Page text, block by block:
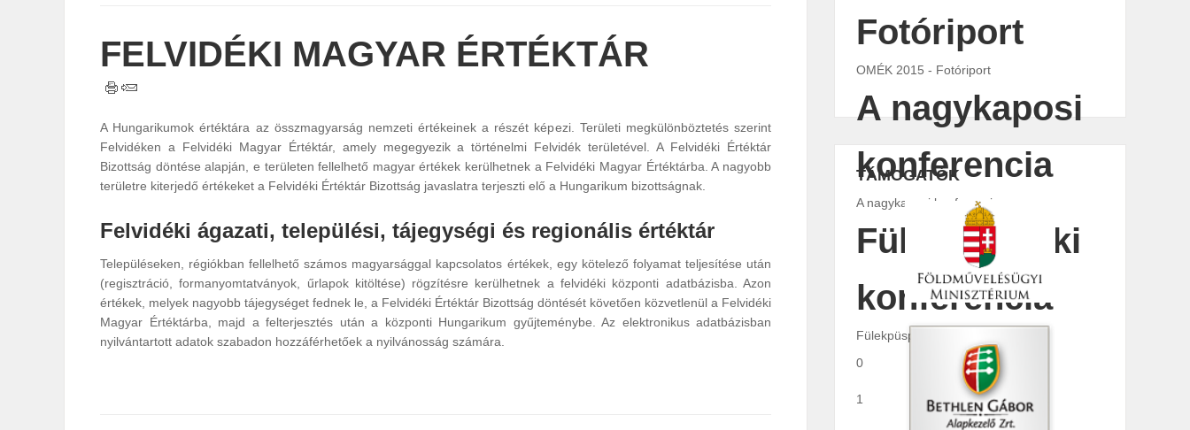
FELVIDÉKI MAGYAR ÉRTÉKTÁR
A Hungarikumok értéktára az összmagyarság nemzeti értékeinek a részét képezi. Területi megkülönböztetés szerint
Felvidéken a Felvidéki Magyar Értéktár, amely megegyezik a történelmi Felvidék területével. A Felvidéki Értéktár
Bizottság döntése alapján, e területen fellelhető magyar értékek kerülhetnek a Felvidéki Magyar Értéktárba. A nagyobb
területre kiterjedő értékeket a Felvidéki Értéktár Bizottság javaslatra terjeszti elő a Hungarikum bizottságnak.
Felvidéki ágazati, települési, tájegységi és regionális értéktár
Településeken, régiókban fellelhető számos magyarsággal kapcsolatos értékek, egy kötelező folyamat teljesítése után
(regisztráció, formanyomtatványok, űrlapok kitöltése) rögzítésre kerülhetnek a felvidéki központi adatbázisba. Azon
értékek, melyek nagyobb tájegységet fednek le, a Felvidéki Értéktár Bizottság döntését követően közvetlenül a Felvidéki
Magyar Értéktárba, majd a felterjesztés után a központi Hungarikum gyűjteménybe. Az elektronikus adatbázisban
nyilvántartott adatok szabadon hozzáférhetőek a nyilvánosság számára.
Fotóriport
OMÉK 2015 - Fotóriport
A nagykaposi
konferencia
A nagykaposi konferencia
Fülekpüspöki
konferencia
Fülekpüspöki konferencia
0
1
TÁMOGATÓK